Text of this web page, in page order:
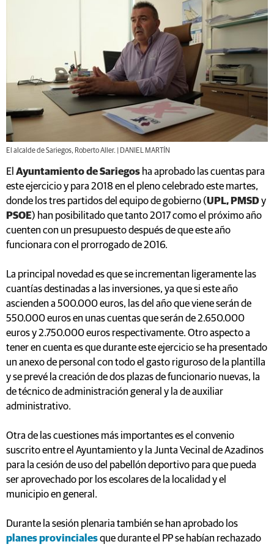
El alcalde de Sariegos, Roberto Aller. | DANIEL MARTÍN
El Ayuntamiento de Sariegos ha aprobado las cuentas para
este ejercicio y para 2018 en el pleno celebrado este martes,
donde los tres partidos del equipo de gobierno (UPL, PMSDy
PSOE) han posibilitado que tanto 2017 como el próximo año
cuenten con un presupuesto después de que este año
funcionara con el prorrogado de 2016.
La principal novedad es que se incrementan ligeramente las
cuantías destinadas a las inversiones, ya que si este año
ascienden a 500.000 euros, las del año que viene serán de
550.000 euros en unas cuentas que serán de 2.650.000
euros y 2.750.000 euros respectivamente. Otro aspecto a
tener en cuenta es que durante este ejercicio se ha presentado
un anexo de personal con todo el gasto riguroso de la plantilla
y se prevé la creación de dos plazas de funcionario nuevas, la
de técnico de administración general y la de auxiliar
administrativo.
Otra de las cuestiones más importantes es el convenio
suscrito entre el Ayuntamiento y la Junta Vecinal de Azadinos
para la cesión de uso del pabellón deportivo para que pueda
ser aprovechado por los escolares de la localidad y el
municipio en general.
Durante la sesión plenaria también se han aprobado los
planes provincialesque durante el PP se habían rechazado